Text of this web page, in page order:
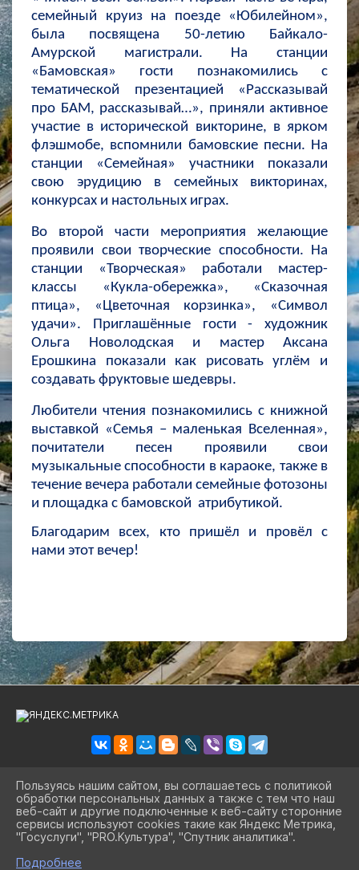
семейный круиз на поезде «Юбилейном»,
была посвящена 50-летию Байкало-
Амурской магистрали. На станции
«Бамовская» гости познакомились с
тематической презентацией «Рассказывай
про БАМ, рассказывай…», приняли активное
участие в исторической викторине, в ярком
флэшмобе, вспомнили бамовские песни. На
станции «Семейная» участники показали
свою эрудицию в семейных викторинах,
конкурсах и настольных играх.
Во второй части мероприятия желающие
проявили свои творческие способности. На
станции «Творческая» работали мастер-
классы «Кукла-обережка», «Сказочная
птица», «Цветочная корзинка», «Символ
удачи». Приглашённые гости - художник
Ольга Новолодская и мастер Аксана
Ерошкина показали как рисовать углём и
создавать фруктовые шедевры.
Любители чтения познакомились с книжной
выставкой «Семья – маленькая Вселенная»,
почитатели песен проявили свои
музыкальные способности в караоке, также в
течение вечера работали семейные фотозоны
и площадка с бамовской атрибутикой.
Благодарим всех, кто пришёл и провёл с
нами этот вечер!
2026 Г. BIBLSBK.RU
ВХОД
КАРТА САЙТА
ПОЛИТИКА ОБРАБОТКИ ПЕРСОНАЛЬНЫХ ДАННЫХ
Пользуясь нашим сайтом, вы соглашаетесь с политикой
обработки персональных данных а также с тем что наш
веб-сайт и другие подключенные к веб-сайту сторонние
сервисы используют cookies такие как Яндекс Метрика,
"Госуслуги", "PRO.Культура", "Спутник аналитика".
Подробнее